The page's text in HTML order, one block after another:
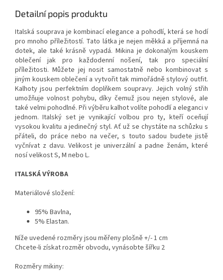
Detailní popis produktu
Italská souprava je kombinací elegance a pohodlí, která se hodí
pro mnoho příležitostí. Tato látka je nejen měkká a příjemná na
dotek, ale také krásně vypadá. Mikina je dokonalým kouskem
oblečení jak pro každodenní nošení, tak pro speciální
příležitosti. Můžete jej nosit samostatně nebo kombinovat s
jiným kouskem oblečení a vytvořit tak mimořádně stylový outfit.
Kalhoty jsou perfektním doplňkem soupravy. Jejich volný střih
umožňuje volnost pohybu, díky čemuž jsou nejen stylové, ale
také velmi pohodlné. Při výběru kalhot volíte pohodlí a eleganci v
jednom. Italský set je vynikající volbou pro ty, kteří oceňují
vysokou kvalitu a jedinečný styl. Ať už se chystáte na schůzku s
přáteli, do práce nebo na večer, s touto sadou budete jistě
vyčnívat z davu. Velikost je univerzální a padne ženám, které
nosí velikost S, M nebo L.
ITALSKÁ VÝROBA
Materiálové složení:
95% Bavlna,
5% Elastan.
Níže uvedené rozměry jsou měřeny plošně +/- 1 cm
Chcete-li získat rozměr obvodu, vynásobte šířku 2
Rozměry mikiny: